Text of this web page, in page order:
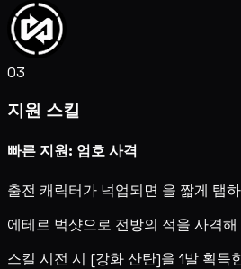
03
지원 스킬
빠른 지원: 엄호 사격
출전 캐릭터가 넉업되면 을 짧게 탭
에테르 벅샷으로 전방의 적을 사격해
스킬 시전 시 [강화 산탄]을 1발 획득